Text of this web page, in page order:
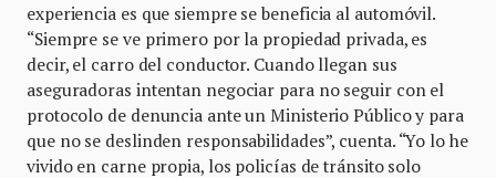
experiencia es que siempre se beneficia al automóvil.
“Siempre se ve primero por la propiedad privada, es
decir, el carro del conductor. Cuando llegan sus
aseguradoras intentan negociar para no seguir con el
protocolo de denuncia ante un Ministerio Público y para
que no se deslinden responsabilidades”, cuenta. “Yo lo he
vivido en carne propia, los policías de tránsito solo